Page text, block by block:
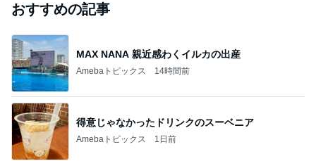
おすすめの記事
MAX NANA 親近感わくイルカの出産
Amebaトピックス 14時間前
得意じゃなかったドリンクのスーベニア
Amebaトピックス 1日前